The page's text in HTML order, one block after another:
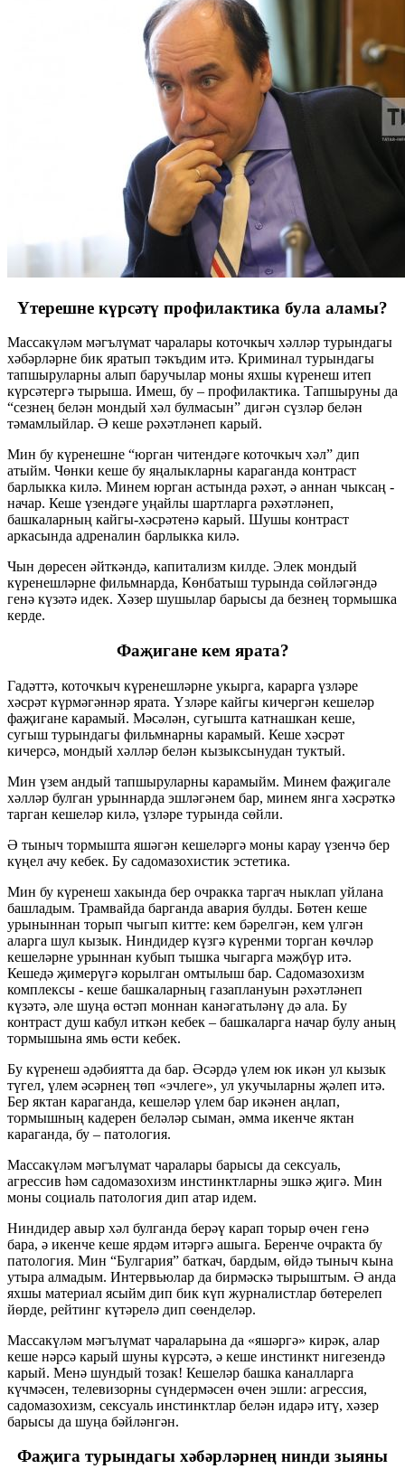
Үтерешне күрсәтү профилактика була аламы?
Массакүләм мәгълүмат чаралары коточкыч хәлләр турындагы
хәбәрләрне бик яратып тәкъдим итә. Криминал турындагы
тапшыруларны алып баручылар моны яхшы күренеш итеп
күрсәтергә тырыша. Имеш, бу – профилактика. Тапшыруны да
“сезнең белән мондый хәл булмасын” дигән сүзләр белән
тәмамлыйлар. Ә кеше рәхәтләнеп карый.
Мин бу күренешне “юрган читендәге коточкыч хәл” дип
атыйм. Чөнки кеше бу яңалыкларны караганда контраст
барлыкка килә. Минем юрган астында рәхәт, ә аннан чыксаң -
начар. Кеше үзендәге уңайлы шартларга рәхәтләнеп,
башкаларның кайгы-хәсрәтенә карый. Шушы контраст
аркасында адреналин барлыкка килә.
Чын дөресен әйткәндә, капитализм килде. Элек мондый
күренешләрне фильмнарда, Көнбатыш турында сөйләгәндә
генә күзәтә идек. Хәзер шушылар барысы да безнең тормышка
керде.
Фаҗигане кем ярата?
Гадәттә, коточкыч күренешләрне укырга, карарга үзләре
хәсрәт күрмәгәннәр ярата. Үзләре кайгы кичергән кешеләр
фаҗигане карамый. Мәсәлән, сугышта катнашкан кеше,
сугыш турындагы фильмнарны карамый. Кеше хәсрәт
кичерсә, мондый хәлләр белән кызыксынудан туктый.
Мин үзем андый тапшыруларны карамыйм. Минем фаҗигале
хәлләр булган урыннарда эшләгәнем бар, минем янга хәсрәткә
тарган кешеләр килә, үзләре турында сөйли.
Ә тыныч тормышта яшәгән кешеләргә моны карау үзенчә бер
күңел ачу кебек. Бу садомазохистик эстетика.
Мин бу күренеш хакында бер очракка таргач ныклап уйлана
башладым. Трамвайда барганда авария булды. Бөтен кеше
урыныннан торып чыгып китте: кем бәрелгән, кем үлгән
аларга шул кызык. Ниндидер күзгә күренми торган көчләр
кешеләрне урыннан кубып тышка чыгарга мәҗбүр итә.
Кешедә җимерүгә корылган омтылыш бар. Садомазохизм
комплексы - кеше башкаларның газаплануын рәхәтләнеп
күзәтә, әле шуңа өстәп моннан канәгатьләнү дә ала. Бу
контраст душ кабул иткән кебек – башкаларга начар булу аның
тормышына ямь өсти кебек.
Бу күренеш әдәбиятта да бар. Әсәрдә үлем юк икән ул кызык
түгел, үлем әсәрнең төп «эчлеге», ул укучыларны җәлеп итә.
Бер яктан караганда, кешеләр үлем бар икәнен аңлап,
тормышның кадерен беләләр сыман, әмма икенче яктан
караганда, бу – патология.
Массакүләм мәгълүмат чаралары барысы да сексуаль,
агрессив һәм садомазохизм инстинктларны эшкә җигә. Мин
моны социаль патология дип атар идем.
Ниндидер авыр хәл булганда берәү карап торыр өчен генә
бара, ә икенче кеше ярдәм итәргә ашыга. Беренче очракта бу
патология. Мин “Булгария” баткач, бардым, өйдә тыныч кына
утыра алмадым. Интервьюлар да бирмәскә тырыштым. Ә анда
яхшы материал ясыйм дип бик күп журналистлар бөтерелеп
йөрде, рейтинг күтәрелә дип сөенделәр.
Массакүләм мәгълүмат чараларына да «яшәргә» кирәк, алар
кеше нәрсә карый шуны күрсәтә, ә кеше инстинкт нигезендә
карый. Менә шундый тозак! Кешеләр башка каналларга
күчмәсен, телевизорны сүндермәсен өчен эшли: агрессия,
садомазохизм, сексуаль инстинктлар белән идарә итү, хәзер
барысы да шуңа бәйләнгән.
Фаҗига турындагы хәбәрләрнең нинди зыяны